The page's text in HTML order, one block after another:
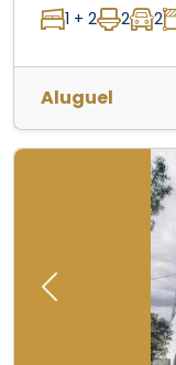
1 + 2 2 2
Aluguel
Previous